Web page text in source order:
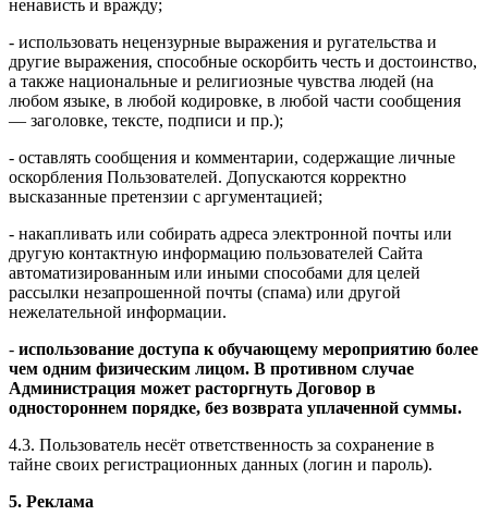
ненависть и вражду;
- использовать нецензурные выражения и ругательства и
другие выражения, способные оскорбить честь и достоинство,
а также национальные и религиозные чувства людей (на
любом языке, в любой кодировке, в любой части сообщения
— заголовке, тексте, подписи и пр.);
- оставлять сообщения и комментарии, содержащие личные
оскорбления Пользователей. Допускаются корректно
высказанные претензии с аргументацией;
- накапливать или собирать адреса электронной почты или
другую контактную информацию пользователей Сайта
автоматизированным или иными способами для целей
рассылки незапрошенной почты (спама) или другой
нежелательной информации.
- использование доступа к обучающему мероприятию более
чем одним физическим лицом. В противном случае
Администрация может расторгнуть Договор в
одностороннем порядке, без возврата уплаченной суммы.
4.3. Пользователь несёт ответственность за сохранение в
тайне своих регистрационных данных (логин и пароль).
5. Реклама